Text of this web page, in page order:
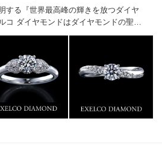
する『世界最高峰の輝きを放つダイヤ
コ ダイヤモンドはダイヤモンドの聖地
年以上の歴史がある真のカッターズ
のデザインや品質にもこだわっていま
物の輝きを一生身に着けていただきた
ジン・ダイヤモンド」「ハードプラチ
にこだわっています。